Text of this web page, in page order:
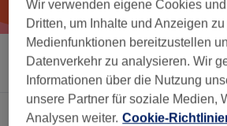
Sortieren nach Beliebiger Preis
Ein Salon, der anbietet: damen waxing - beine
Wir verwenden eigene Cookies
Dritten, um Inhalte und Anzeigen
Medienfunktionen bereitzustellen
Datenverkehr zu analysieren. Wir
Informationen über die Nutzung
unsere Partner für soziale Medien,
Analysen weiter. Cookie-